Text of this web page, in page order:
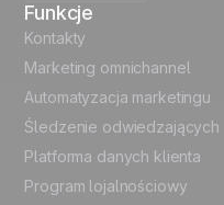
English
French
German
Italian
Funkcje
Kontakty
Marketing omnichannel
Automatyzacja marketingu
Śledzenie odwiedzających
Platforma danych klienta
Program lojalnościowy